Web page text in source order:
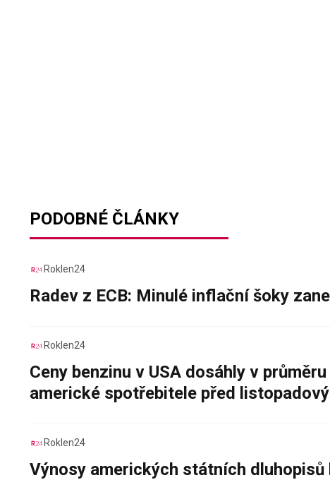
PODOBNÉ ČLÁNKY
Roklen24
Radev z ECB: Minulé inflační šoky
Roklen24
Ceny benzinu v USA dosáhly v
americké spotřebitele před
Roklen24
Výnosy amerických státních